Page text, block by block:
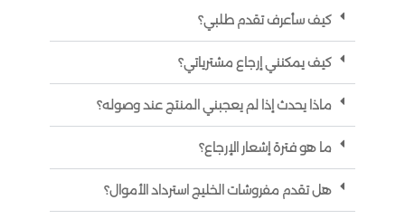
كيف سأعرف تقدم طلبي؟
كيف يمكنني إرجاع مشترياتي؟
ماذا يحدث إذا لم يعجبني المنتج عند وصوله؟
ما هو فترة إشعار الإرجاع؟
هل تقدم مفروشات الخليج استرداد الأموال؟